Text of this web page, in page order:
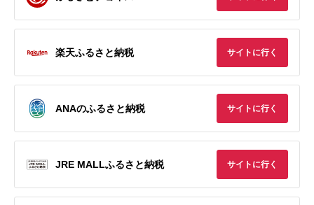
楽天ふるさと納税 サイトに行く
ANAのふるさと納税 サイトに行く
JRE MALLふるさと納税 サイトに行く